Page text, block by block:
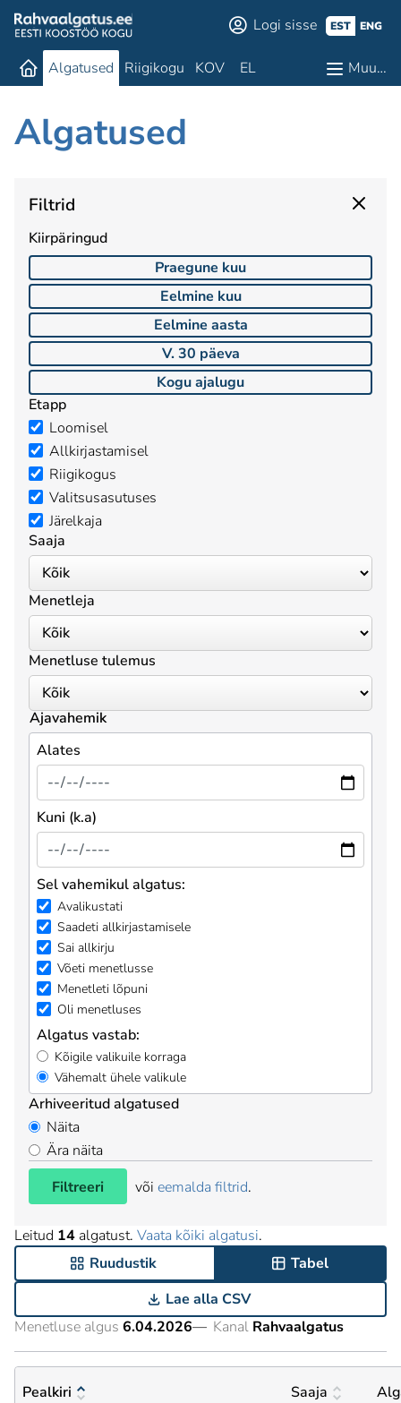
Logi sisse EST ENG
Algatused Riigikogu KOV EL Muu…
Algatused
Filtrid
Kiirpäringud
Praegune kuu
Eelmine kuu
Eelmine aasta
V. 30 päeva
Kogu ajalugu
Etapp
Loomisel
Allkirjastamisel
Riigikogus
Valitsusasutuses
Järelkaja
Saaja
Menetleja
Menetluse tulemus
Ajavahemik
Alates
Kuni (k.a)
Sel vahemikul algatus:
Avalikustati
Saadeti allkirjastamisele
Sai allkirju
Võeti menetlusse
Menetleti lõpuni
Oli menetluses
Algatus vastab:
Kõigile valikuile korraga
Vähemalt ühele valikule
Arhiveeritud algatused
Näita
Ära näita
Filtreeri
või eemalda filtrid.
Leitud 14 algatust. Vaata kõiki algatusi.
Ruudustik
Tabel
Lae alla CSV
Menetluse algus 6.04.2026— Kanal Rahvaalgatus
Pealkiri Saaja